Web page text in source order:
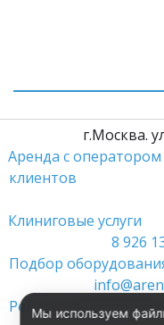
Аренда с оператором
клиентов
Клиниговые услуги
8 926
Подбор
Ремонт
Мы используем